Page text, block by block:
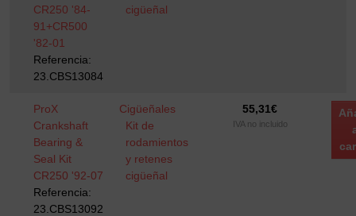
CR250 '84-
91+CR500
'82-01
Referencia:
23.CBS13084
cigüeñal
ProX
Crankshaft
Bearing &
Seal Kit
CR250 '92-07
Referencia:
23.CBS13092
Cigüeñales
Kit de
rodamientos
y retenes
cigüeñal
55,31€
IVA no incluido